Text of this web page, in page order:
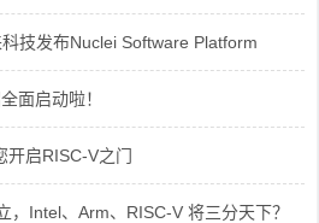
技发布Nuclei Software Platform
面启动啦！
开启RISC-V之门
，Intel、Arm、RISC-V 将三分天下？